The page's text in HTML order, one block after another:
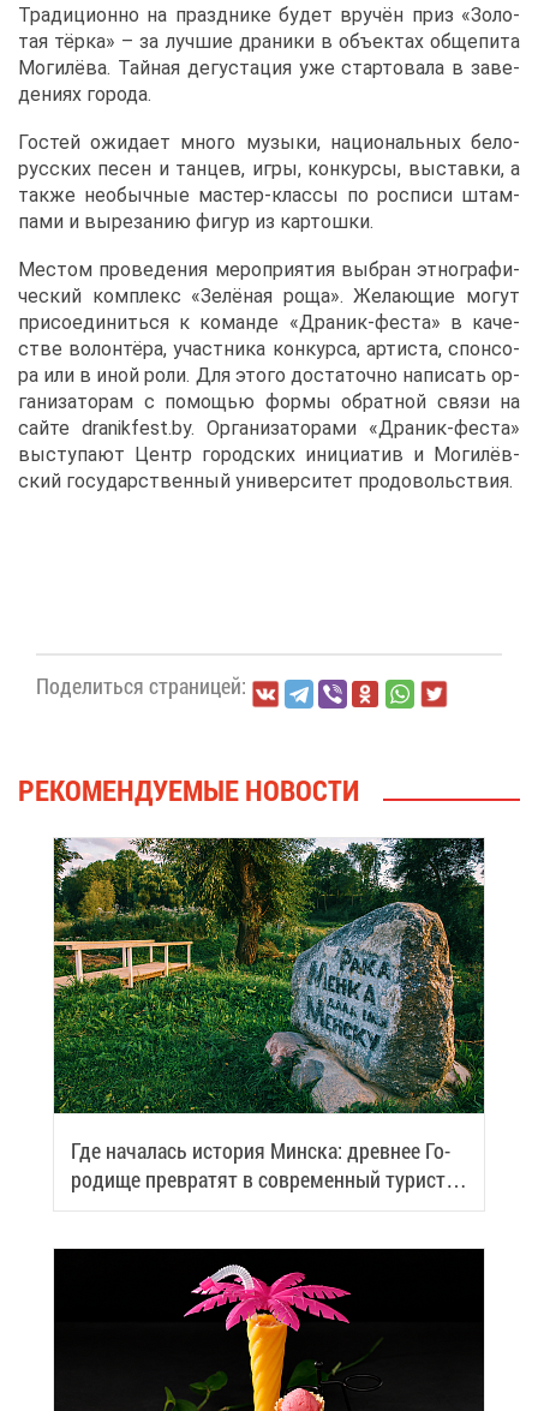
Тра­ди­ци­он­но на празд­ни­ке бу­дет вру­чён приз «Зо­ло­
тая тёр­ка» – за луч­шие дра­ни­ки в объ­ек­тах об­ще­пи­та
Мо­ги­лё­ва. Тай­ная де­гу­ста­ция уже стар­то­ва­ла в за­ве­
де­ни­ях го­ро­да.
Го­стей ожи­да­ет мно­го му­зы­ки, на­ци­о­наль­ных бе­ло­
рус­ских пе­сен и тан­цев, иг­ры, кон­кур­сы, вы­став­ки, а
та­к­же необыч­ные ма­стер-клас­сы по рос­пи­си штам­
па­ми и вы­ре­за­нию фи­гур из кар­тош­ки.
Ме­стом про­ве­де­ния ме­ро­при­я­тия вы­бран эт­но­гра­фи­
че­ский ком­плекс «Зе­лё­ная ро­ща». Же­ла­ю­щие мо­гут
при­со­еди­нить­ся к ко­ман­де «Дра­ник-фе­ста» в ка­че­
стве во­лон­тё­ра, участ­ни­ка кон­кур­са, ар­ти­ста, спон­со­
ра или в иной ро­ли. Для это­го до­ста­точ­но на­пи­сать ор­
га­ни­за­то­рам с по­мо­щью фор­мы об­рат­ной свя­зи на
сай­те dranikfest.by. Ор­га­ни­за­то­ра­ми «Дра­ник-фе­ста»
вы­сту­па­ют Центр го­род­ских ини­ци­а­тив и Мо­ги­лёв­
ский го­су­дар­ствен­ный уни­вер­си­тет про­до­воль­ствия.
По­де­лить­ся стра­ни­цей:
РЕ­КО­МЕН­ДУ­Е­МЫЕ НО­ВО­СТИ
Где на­ча­лась ис­то­рия Мин­ска: древ­нее Го­
ро­ди­ще пре­вра­тят в со­вре­мен­ный ту­ри­сти­
че­ский центр